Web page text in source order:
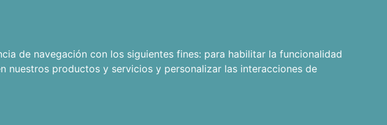
de navegación con los siguientes fines: para habilitar la funcionalidad
nuestros productos y servicios y personalizar las interacciones de